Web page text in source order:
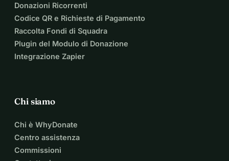
Donazioni Ricorrenti
Codice QR e Richieste di Pagamento
Raccolta Fondi di Squadra
Plugin del Modulo di Donazione
Integrazione Zapier
Chi siamo
Chi è WhyDonate
Centro assistenza
Commissioni